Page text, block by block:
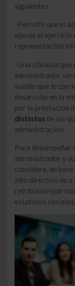
siguientes:
-Permitir que el
ajenas al ejercicio
representación
-Una cláusula que
administrador
sueldo que le
desarrolle en la
por la prestación
distintos de los
administración.
Para
administrador y
considera, en
alto directivo es a
retribución por
estatutos sociales.